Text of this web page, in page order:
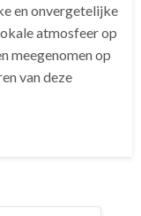
en onvergetelijke
atmosfeer op
meegenomen op
van deze